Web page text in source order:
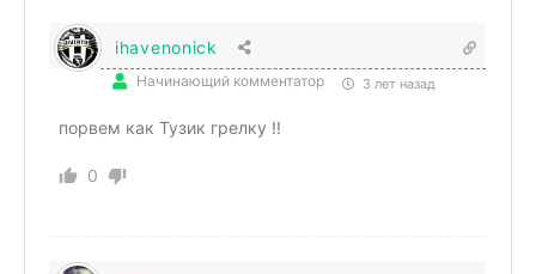
ihavenonick
Начинающий комментатор 3 лет назад
порвем как Тузик грелку !!
0